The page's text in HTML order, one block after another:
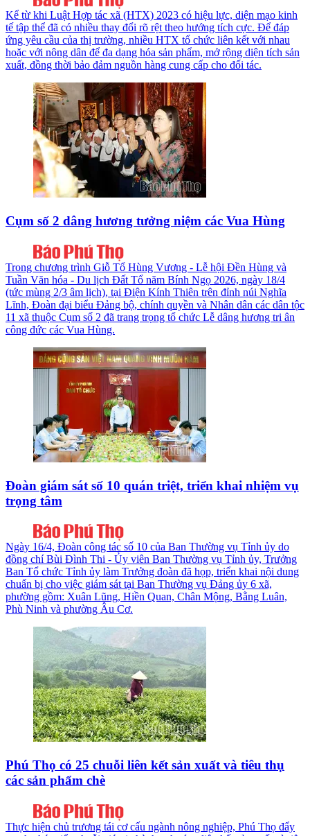
Kể từ khi Luật Hợp tác xã (HTX) 2023 có hiệu lực, diện mạo kinh
tế tập thể đã có nhiều thay đổi rõ rệt theo hướng tích cực. Để đáp
ứng yêu cầu của thị trường, nhiều HTX tổ chức liên kết với nhau
hoặc với nông dân để đa dạng hóa sản phẩm, mở rộng diện tích sản
xuất, đồng thời bảo đảm nguồn hàng cung cấp cho đối tác.
Cụm số 2 dâng hương tưởng niệm các Vua Hùng
Trong chương trình Giỗ Tổ Hùng Vương - Lễ hội Đền Hùng và
Tuần Văn hóa - Du lịch Đất Tổ năm Bính Ngọ 2026, ngày 18/4
(tức mùng 2/3 âm lịch), tại Điện Kính Thiên trên đỉnh núi Nghĩa
Lĩnh, Đoàn đại biểu Đảng bộ, chính quyền và Nhân dân các dân tộc
11 xã thuộc Cụm số 2 đã trang trọng tổ chức Lễ dâng hương tri ân
công đức các Vua Hùng.
Đoàn giám sát số 10 quán triệt, triển khai nhiệm vụ
trọng tâm
Ngày 16/4, Đoàn công tác số 10 của Ban Thường vụ Tỉnh ủy do
đồng chí Bùi Đình Thi - Ủy viên Ban Thường vụ Tỉnh ủy, Trưởng
Ban Tổ chức Tỉnh ủy làm Trưởng đoàn đã họp, triển khai nội dung
chuẩn bị cho việc giám sát tại Ban Thường vụ Đảng ủy 6 xã,
phường gồm: Xuân Lũng, Hiền Quan, Chân Mộng, Bằng Luân,
Phù Ninh và phường Âu Cơ.
Phú Thọ có 25 chuỗi liên kết sản xuất và tiêu thụ
các sản phẩm chè
Thực hiện chủ trương tái cơ cấu ngành nông nghiệp, Phú Thọ đẩy